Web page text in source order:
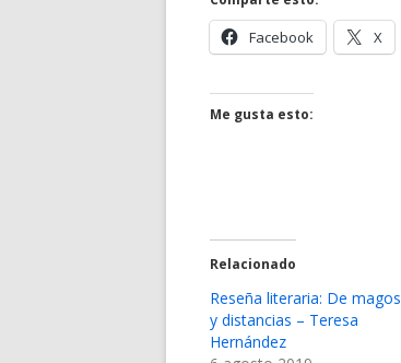
Facebook
Abrir
en
X
en
Me gusta esto:
Relacionado
Reseña literaria: De magos
y distancias – Teresa
Hernández